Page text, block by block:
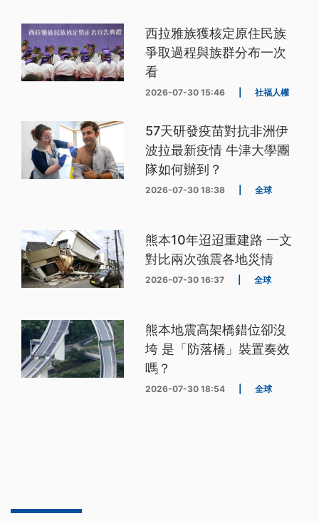
西拉雅族獲核定原住民族
爭取過程與族群分布一次
看
2026-07-30 15:46 社福人權
57天研發疫苗對抗非洲伊
波拉最新疫情 牛津大學團
隊如何辦到？
2026-07-30 18:38 全球
熊本10年迢迢重建路 一文
對比兩次強震各地災情
2026-07-30 16:37 全球
熊本地震高架橋錯位卻沒
垮 是「防落橋」裝置奏效
嗎？
2026-07-30 18:54 全球